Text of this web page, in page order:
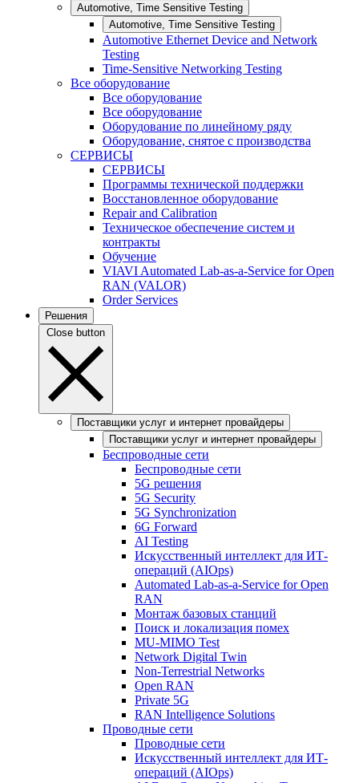
Automotive, Time Sensitive Testing
Automotive, Time Sensitive Testing
Automotive Ethernet Device and Network
Testing
Time-Sensitive Networking Testing
Все оборудование
Все оборудование
Все оборудование
Оборудование по линейному ряду
Оборудование, снятое с производства
СЕРВИСЫ
СЕРВИСЫ
Программы технической поддержки
Восстановленное оборудование
Repair and Calibration
Техническое обеспечение систем и
контракты
Обучение
VIAVI Automated Lab-as-a-Service for Open
RAN (VALOR)
Order Services
Решения
Close button
Поставщики услуг и интернет провайдеры
Поставщики услуг и интернет провайдеры
Беспроводные сети
Беспроводные сети
5G решения
5G Security
5G Synchronization
6G Forward
AI Testing
Искусственный интеллект для ИТ-
операций (AIOps)
Automated Lab-as-a-Service for Open
RAN
Монтаж базовых станций
Поиск и локализация помех
MU-MIMO Test
Network Digital Twin
Non-Terrestrial Networks
Open RAN
Private 5G
RAN Intelligence Solutions
Проводные сети
Проводные сети
Искусственный интеллект для ИТ-
операций (AIOps)